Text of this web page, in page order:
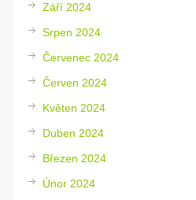
Září 2024
Srpen 2024
Červenec 2024
Červen 2024
Květen 2024
Duben 2024
Březen 2024
Únor 2024